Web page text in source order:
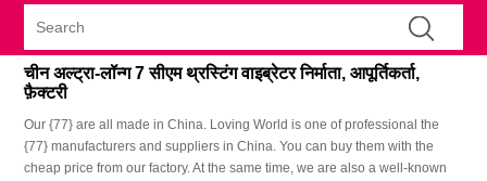
चीन अल्ट्रा-लॉन्ग 7 सीएम थ्रस्टिंग वाइब्रेटर निर्माता, आपूर्तिकर्ता,
फ़ैक्टरी
Our {77} are all made in China. Loving World is one of professional the
{77} manufacturers and suppliers in China. You can buy them with the
cheap price from our factory. At the same time, we are also a well-known